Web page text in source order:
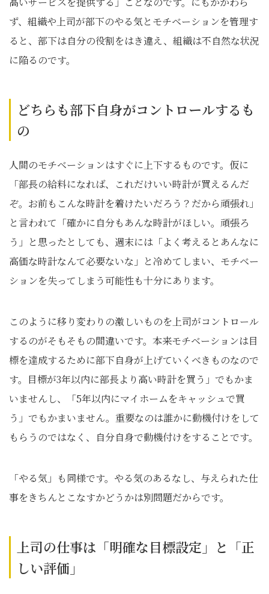
ず、組織や上司が部下のやる気とモチベーションを管理す
ると、部下は自分の役割をはき違え、組織は不自然な状況
に陥るのです。
どちらも部下自身がコントロールするも
の
人間のモチベーションはすぐに上下するものです。仮に
「部長の給料になれば、これだけいい時計が買えるんだ
ぞ。お前もこんな時計を着けたいだろう？だから頑張れ」
と言われて「確かに自分もあんな時計がほしい。頑張ろ
う」と思ったとしても、週末には「よく考えるとあんなに
高価な時計なんて必要ないな」と冷めてしまい、モチベー
ションを失ってしまう可能性も十分にあります。
このように移り変わりの激しいものを上司がコントロール
するのがそもそもの間違いです。本来モチベーションは目
標を達成するために部下自身が上げていくべきものなので
す。目標が3年以内に部長より高い時計を買う」でもかま
いませんし、「5年以内にマイホームをキャッシュで買
う」でもかまいません。重要なのは誰かに動機付けをして
もらうのではなく、自分自身で動機付けをすることです。
「やる気」も同様です。やる気のあるなし、与えられた仕
事をきちんとこなすかどうかは別問題だからです。
上司の仕事は「明確な目標設定」と「正
しい評価」